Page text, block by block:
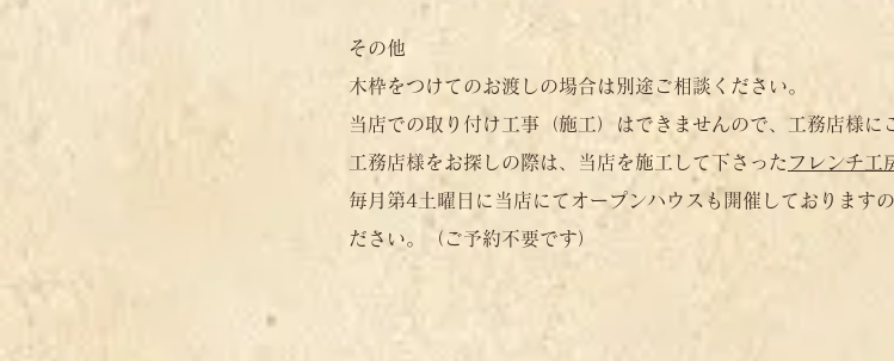
​その他
木枠をつけてのお渡しの場合は別途ご相談ください。
当店での取り付け工事（施工）はできませんので、工務店様に
工務店様をお探しの際は、当店を施工して下さった フレンチ工
毎月第4土曜日に当店にてオープンハウスも開催しております
ださい。（ご予約不要です）